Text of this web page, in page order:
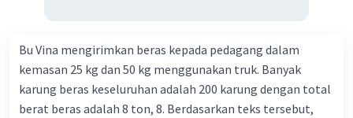
Bu Vina mengirimkan beras kepada pedagang dalam
kemasan 25 kg dan 50 kg menggunakan truk. Banyak
karung beras keseluruhan adalah 200 karung dengan total
berat beras adalah 8 ton, 8. Berdasarkan teks tersebut,